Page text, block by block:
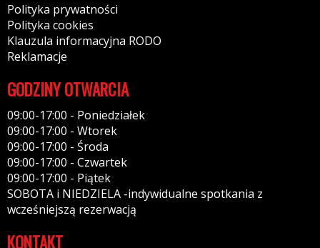
Polityka prywatności
Polityka cookies
Klauzula informacyjna RODO
Reklamacje
GODZINY OTWARCIA
09:00-17:00 - Poniedziałek
09:00-17:00 - Wtorek
09:00-17:00 - Środa
09:00-17:00 - Czwartek
09:00-17:00 - Piątek
SOBOTA i NIEDZIELA -indywidualne spotkania z
wcześniejszą rezerwacją
KONTAKT